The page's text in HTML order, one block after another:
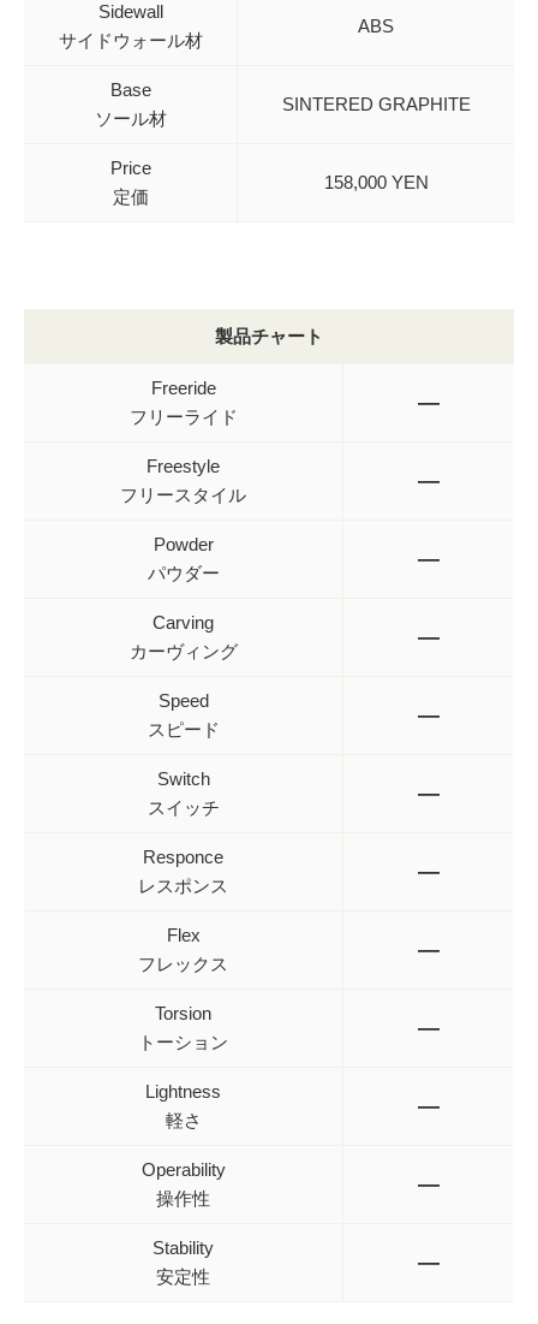
Sidewall
サイドウォール材
ABS
Base
ソール材
SINTERED GRAPHITE
Price
定価
158,000 YEN
製品チャート
Freeride
フリーライド
—
Freestyle
フリースタイル
—
Powder
パウダー
—
Carving
カーヴィング
—
Speed
スピード
—
Switch
スイッチ
—
Responce
レスポンス
—
Flex
フレックス
—
Torsion
トーション
—
Lightness
軽さ
—
Operability
操作性
—
Stability
安定性
—